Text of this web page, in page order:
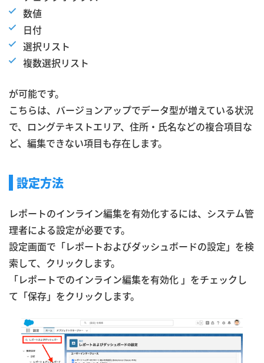
数値
日付
選択リスト
複数選択リスト
が可能です。
こちらは、バージョンアップでデータ型が増えている状況
で、ロングテキストエリア、住所・氏名などの複合項目な
ど、編集できない項目も存在します。
設定方法
レポートのインライン編集を有効化するには、システム管
理者による設定が必要です。
設定画面で「レポートおよびダッシュボードの設定」を検
索して、クリックします。
「レポートでのインライン編集を有効化 」をチェックし
て「保存」をクリックします。